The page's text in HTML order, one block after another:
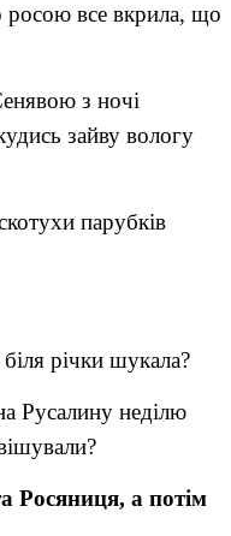
росою все вкрила, що
з ночі
зайву вологу
парубків
річки шукала?
Русалину неділю
Росяниця, а потім